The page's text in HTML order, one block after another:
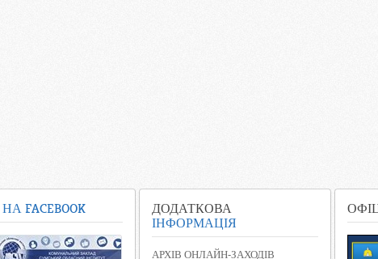
НА FACEBOOK
ДОДАТКОВА
ІНФОРМАЦІЯ
АРХІВ ОНЛАЙН-ЗАХОДІВ